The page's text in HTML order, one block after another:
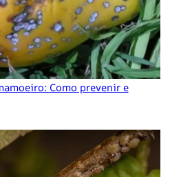
Como prevenir e